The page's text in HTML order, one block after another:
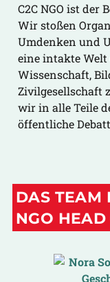
C2C NGO ist der
Wir stoßen
Umdenken und
eine intakte
Wissenschaft,
Zivilgesellschaft
wir in alle Teile
öffentliche
DAS TEAM
NGO HEAD